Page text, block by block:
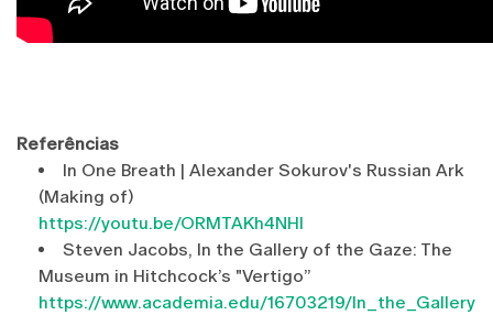
Referências
In One Breath | Alexander Sokurov's Russian Ark
(Making of)
https://youtu.be/ORMTAKh4NHI
Steven Jacobs, In the Gallery of the Gaze: The
Museum in Hitchcock’s "Vertigo”
https://www.academia.edu/16703219/In_the_Gallery